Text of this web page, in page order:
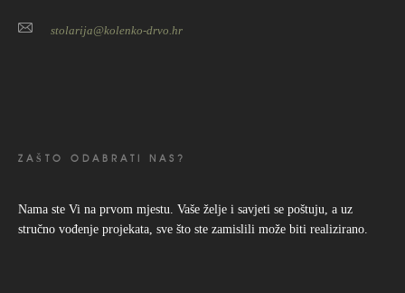
stolarija@kolenko-drvo.hr
ZAŠTO ODABRATI NAS?
Nama ste Vi na prvom mjestu. Vaše želje i savjeti se poštuju, a uz
stručno vođenje projekata, sve što ste zamislili može biti realizirano.